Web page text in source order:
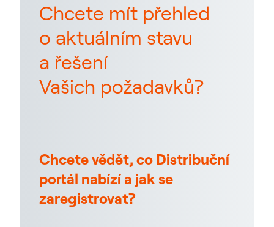
Chcete mít přehled
o aktuálním stavu
a řešení
Vašich požadavků?
Chcete vědět, co Distribuční
portál nabízí a jak se
zaregistrovat?